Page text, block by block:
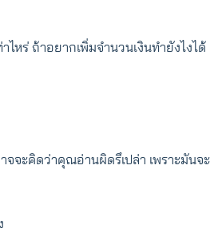
หร่ ถ้าอยากเพิ่มจำนวนเงินทำยังไงได้
จะคิดว่าคุณอ่านผิดรึเปล่า เพราะมันจะ